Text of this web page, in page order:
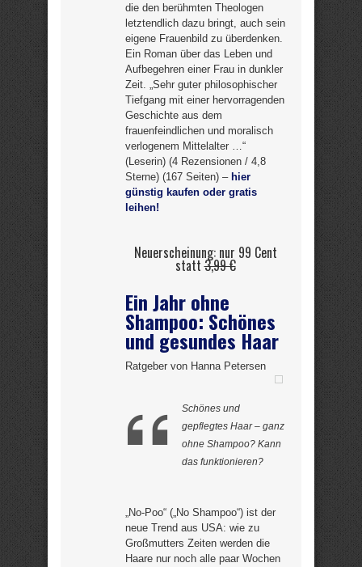
die den berühmten Theologen
letztendlich dazu bringt, auch sein
eigene Frauenbild zu überdenken.
Ein Roman über das Leben und
Aufbegehren einer Frau in dunkler
Zeit. „Sehr guter philosophischer
Tiefgang mit einer hervorragenden
Geschichte aus dem
frauenfeindlichen und moralisch
verlogenem Mittelalter …“
(Leserin) (4 Rezensionen / 4,8
Sterne) (167 Seiten) – hier
günstig kaufen oder gratis
leihen!
Neuerscheinung: nur 99 Cent
statt3,99 €
Ein Jahr ohne
Shampoo: Schönes
und gesundes Haar
Ratgeber von Hanna Petersen
Schönes und
gepflegtes Haar – ganz
ohne Shampoo? Kann
das funktionieren?
„No-Poo“ („No Shampoo“) ist der
neue Trend aus USA: wie zu
Großmutters Zeiten werden die
Haare nur noch alle paar Wochen